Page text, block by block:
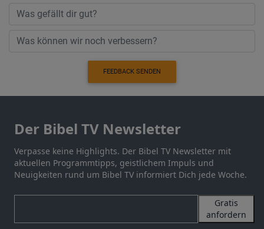
FEEDBACK SENDEN
Der Bibel TV Newsletter
Verpasse keine Highlights. Der Bibel TV Newsletter mit
aktuellen Programmtipps, geistlichem Impuls und
Neuigkeiten rund um Bibel TV informiert Dich jede Woche.
Gratis
anfordern